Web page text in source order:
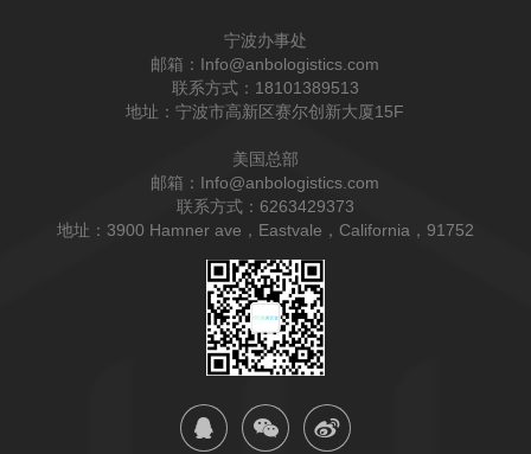
宁波办事处
邮箱： Info@anbologistics.com
联系方式： 18101389513
地址：宁波市高新区赛尔创新大厦15F
美国总部
邮箱： Info@anbologistics.com
联系方式： 6263429373
地址： 3900 Hamner ave，Eastvale，California，91752